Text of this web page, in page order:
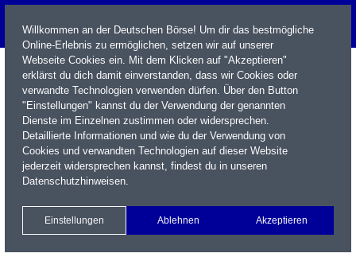
Name / WKN / ISIN / Kürzel
Xetra Realtime
Watchlist Portfolio Login
Willkommen an der Deutschen Börse! Um dir das bestmögliche
Online-Erlebnis zu ermöglichen, setzen wir auf unserer
Webseite Cookies ein. Mit dem Klicken auf "Akzeptieren"
erklärst du dich damit einverstanden, dass wir Cookies oder
verwandte Technologien verwenden dürfen. Über den Button
"Einstellungen" kannst du der Verwendung der genannten
Dienste im Einzelnen zustimmen oder widersprechen.
Detaillierte Informationen und wie du der Verwendung von
Cookies und verwandten Technologien auf dieser Website
jederzeit widersprechen kannst, findest du in unseren
Datenschutzhinweisen.
Einstellungen Ablehnen Akzeptieren